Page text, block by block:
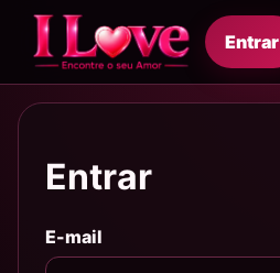
Entrar
Entrar
E-mail